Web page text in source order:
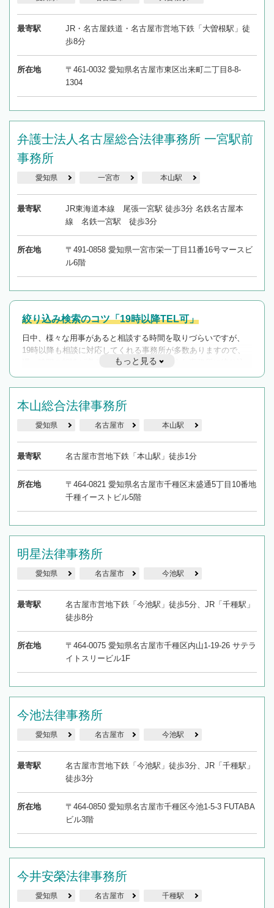
最寄駅
JR・名古屋鉄道・名古屋市営地下鉄「大曽根駅」徒
歩8分
所在地
〒461-0032 愛知県名古屋市東区出来町二丁目8-8-
1304
弁護士法人名古屋総合法律事務所 一宮駅前
事務所
愛知県 一宮市 本山駅
最寄駅
JR東海道本線 尾張一宮駅 徒歩3分 名鉄名古屋本
線 名鉄一宮駅 徒歩3分
所在地
〒491-0858 愛知県一宮市栄一丁目11番16号マースビ
ル6階
絞り込み検索のコツ「19時以降TEL可」
日中、様々な用事があると相談する時間を取りづらいですが、
19時以降も相談に対応してくれる事務所が多数ありますので、
遅い時間の相談が増えそうな場合はそのような事務所に絞り込
んで検索してみましょう。
を加えて再検索
もっと見る
本山総合法律事務所
愛知県 名古屋市 本山駅
最寄駅 名古屋市営地下鉄「本山駅」徒歩1分
所在地
〒464-0821 愛知県名古屋市千種区末盛通5丁目10番地
千種イーストビル5階
明星法律事務所
愛知県 名古屋市 今池駅
最寄駅
名古屋市営地下鉄「今池駅」徒歩5分、JR「千種駅」
徒歩8分
所在地
〒464-0075 愛知県名古屋市千種区内山1-19-26 サテラ
イトスリービル1F
今池法律事務所
愛知県 名古屋市 今池駅
最寄駅
名古屋市営地下鉄「今池駅」徒歩3分、JR「千種駅」
徒歩3分
所在地
〒464-0850 愛知県名古屋市千種区今池1-5-3 FUTABA
ビル3階
今井安榮法律事務所
愛知県 名古屋市 千種駅